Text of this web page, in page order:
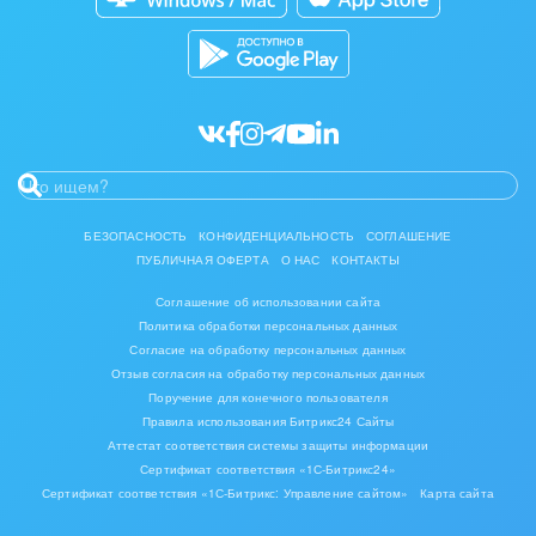
Разработчикам приложений
БЕЗОПАСНОСТЬ КОНФИДЕНЦИАЛЬНОСТЬ
СОГЛАШЕНИЕ
ПУБЛИЧНАЯ ОФЕРТА
О НАС КОНТАКТЫ
Соглашение об использовании сайта
Политика обработки персональных данных
Согласие на обработку персональных данных
Отзыв согласия на обработку персональных данных
Поручение для конечного пользователя
Правила использования Битрикс24 Сайты
Аттестат соответствия системы защиты информации
Сертификат соответствия «1С-Битрикс24»
Сертификат соответствия «1С-Битрикс: Управление сайтом»
Карта сайта